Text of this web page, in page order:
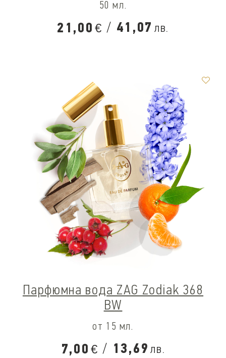
50 мл.
21,00 € / 41,07 лв.
Парфюмна вода ZAG Zodiak 368
BW
от 15 мл.
7,00 € / 13,69 лв.